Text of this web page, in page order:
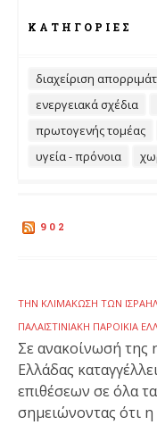
ΚΑΤΗΓΟΡΊΕΣ
διαχείριση
ενεργειακά σχέδια
πρωτογενής τομέας
υγεία - πρόνοια
902
ΤΗΝ ΚΛΙΜΆΚΩΣΗ ΤΩΝ
ΠΑΛΑΙΣΤΙΝΙΑΚΉ ΠΑΡΟΙΚΊΑ
Σε ανακοίνωσή της
Ελλάδας
επιθέσεων σε όλα
σημειώνοντας ότι